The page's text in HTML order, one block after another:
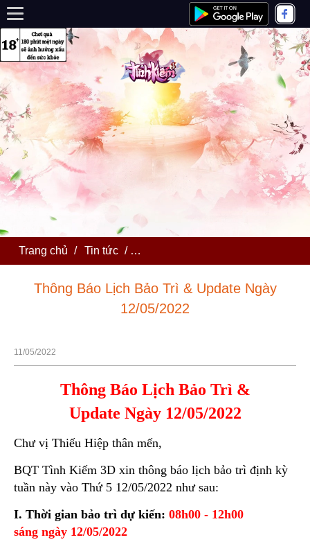
Trang chủ / Tin tức / Thông Báo Lịch Bảo Trì & Update
Thông Báo Lịch Bảo Trì & Update Ngày
12/05/2022
11/05/2022
Thông Báo Lịch Bảo Trì &
Update Ngày 12/05/2022
Chư vị Thiếu Hiệp thân mến,
BQT Tình Kiếm 3D xin thông báo lịch bảo trì định kỳ
tuần này vào Thứ 5 12/05/2022 như sau:
I. Thời gian bảo trì dự kiến: 08h00 - 12h00
sáng ngày 12/05/2022